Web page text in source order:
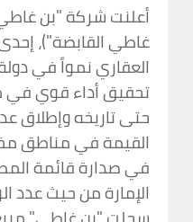
أعلنت شركة "بن
غاطي القابضة")،
العقاري نمواً في
تحقيق أداء قوي في
حتى تاريخه وإطلاق
القيمة في مناطق
في صدارة قائمة
الإمارة من حيث عدد